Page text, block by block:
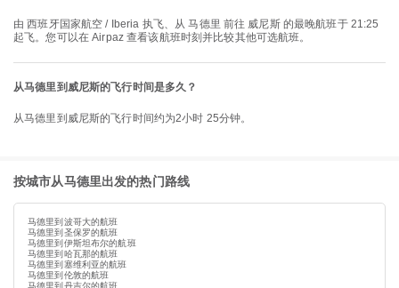
由 西班牙国家航空 / Iberia 执飞、从 马德里 前往 威尼斯 的最晚航班于 21:25
起飞。您可以在 Airpaz 查看该航班时刻并比较其他可选航班。
从马德里到威尼斯的飞行时间是多久？
从马德里到威尼斯的飞行时间约为2小时 25分钟。
按城市从马德里出发的热门路线
马德里到波哥大的航班
马德里到圣保罗的航班
马德里到伊斯坦布尔的航班
马德里到哈瓦那的航班
马德里到塞维利亚的航班
马德里到伦敦的航班
马德里到丹吉尔的航班